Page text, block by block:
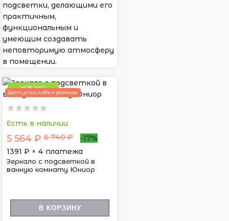
подсветки, делающими его
практичным,
функциональным и
умеющим создавать
неповторимую атмосферу
в помещении.
НОВИНКА
Доступны любые размеры
Есть в наличии
5 564 ₽ 6 740 ₽
-17%
1391 ₽ × 4 платежа
Зеркало с подсветкой в
ванную комнату Юниор
В КОРЗИНУ